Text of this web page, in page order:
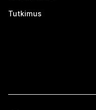
Tutkimus